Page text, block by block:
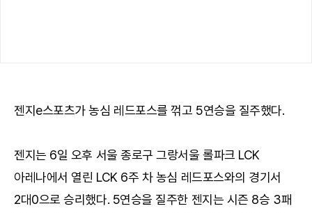
젠지e스포츠가 농심 레드포스를 꺾고 5연승을 질주했다.
젠지는 6일 오후 서울 종로구 그랑서울 롤파크 LCK
아레나에서 열린 LCK 6주 차 농심 레드포스와의 경기서
2대0으로 승리했다. 5연승을 질주한 젠지는 시즌 8승 3패